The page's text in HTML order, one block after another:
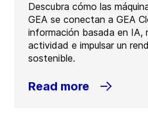
Descubra cómo las
GEA se conectan a GEA
información basada en IA,
actividad e impulsar un
sostenible.
Read more